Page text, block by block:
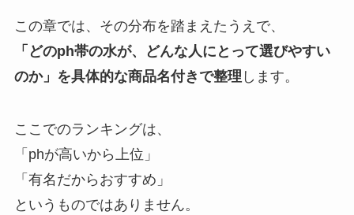
この章では、その分布を踏まえたうえで、
「どのph帯の水が、どんな人にとって選びやすい
のか」を具体的な商品名付きで整理 します。
ここでのランキングは、
「phが高いから上位」
「有名だからおすすめ」
というものではありません。